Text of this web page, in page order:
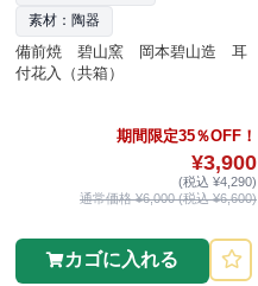
素材：陶器
備前焼 碧山窯 岡本碧山造 耳
付花入（共箱）
期間限定35％OFF！
¥3,900
(税込 ¥4,290)
通常価格 ¥6,000 (税込 ¥6,600)
カゴに入れる